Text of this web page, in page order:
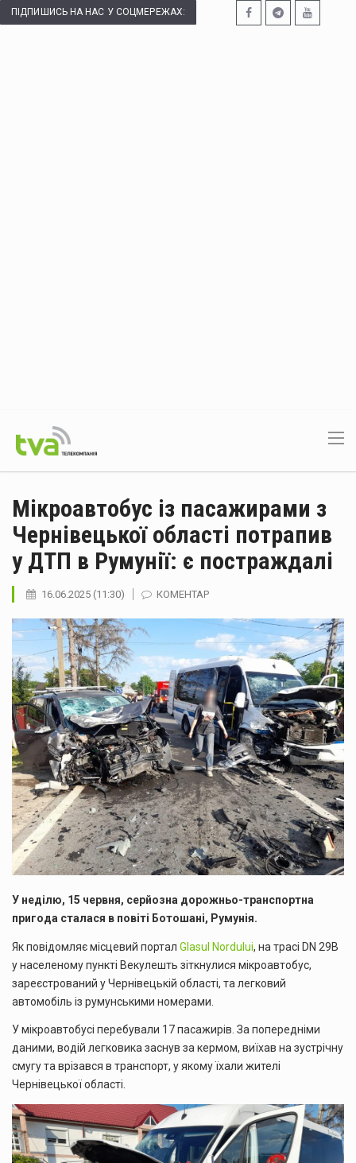
ПІДПИШИСЬ НА НАС У СОЦМЕРЕЖАХ:
Мікроавтобус із пасажирами з
Чернівецької області потрапив
у ДТП в Румунії: є постраждалі
16.06.2025 (11:30) КОМЕНТАР
У неділю, 15 червня, серйозна дорожньо-транспортна
пригода сталася в повіті Ботошані, Румунія.
Як повідомляє місцевий портал Glasul Nordului, на трасі DN 29B
у населеному пункті Векулешть зіткнулися мікроавтобус,
зареєстрований у Чернівецькій області, та легковий
автомобіль із румунськими номерами.
У мікроавтобусі перебували 17 пасажирів. За попередніми
даними, водій легковика заснув за кермом, виїхав на зустрічну
смугу та врізався в транспорт, у якому їхали жителі
Чернівецької області.